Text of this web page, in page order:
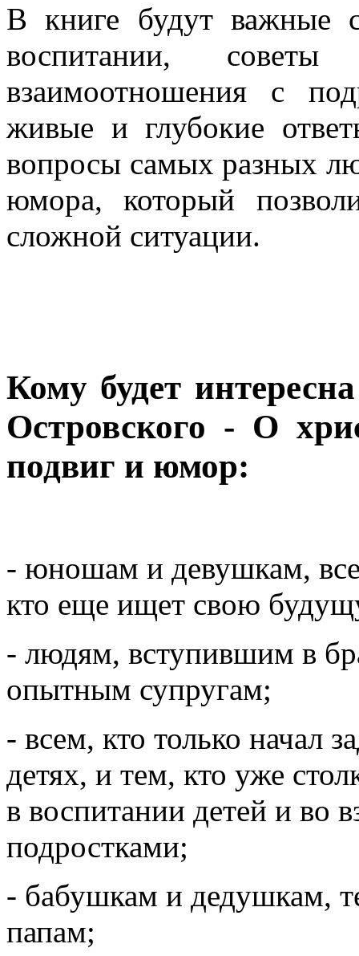
В книге будут важные
воспитании,
взаимоотношения с
живые и глубокие
вопросы самых разных
юмора, который
сложной ситуации.
Кому будет
Островского - О
подвиг и юмор:
- юношам и девушкам,
кто еще ищет свою
- людям, вступившим в
опытным супругам;
- всем, кто только начал
детях, и тем, кто уже
в воспитании детей и во
подростками;
- бабушкам и дедушкам,
папам;